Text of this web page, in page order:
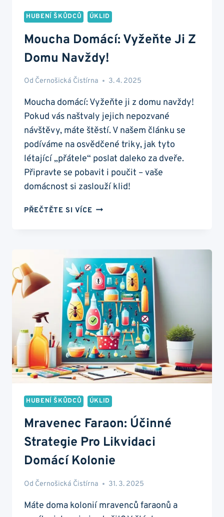
HUBENÍ ŠKŮDCŮ ÚKLID
Moucha Domácí: Vyžeňte Ji Z
Domu Navždy!
Od Černošická Čistírna 3. 4. 2025
Moucha domácí: Vyžeňte ji z domu navždy!
Pokud vás naštvaly jejich nepozvané
návštěvy, máte štěstí. V našem článku se
podíváme na osvědčené triky, jak tyto
létající „přátele“ poslat daleko za dveře.
Připravte se pobavit i poučit – vaše
domácnost si zaslouží klid!
PŘEČTĚTE SI VÍCE MOUCHA
DOMU
NAVŽDY!
HUBENÍ ŠKŮDCŮ ÚKLID
Mravenec Faraon: Účinné
Strategie Pro Likvidaci
Domácí Kolonie
Od Černošická Čistírna 31. 3. 2025
Máte doma kolonií mravenců faraonů a